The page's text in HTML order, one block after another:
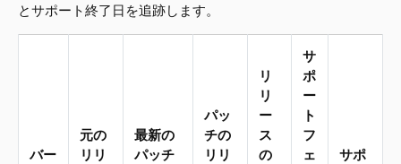
とサポート終了日を追跡します。
バー
元の
リリ
最新の
パッチ
パッ
チの
リリ
リ
リ
ー
ス
の
サ
ポ
ー
ト
フ
ェ
サポ